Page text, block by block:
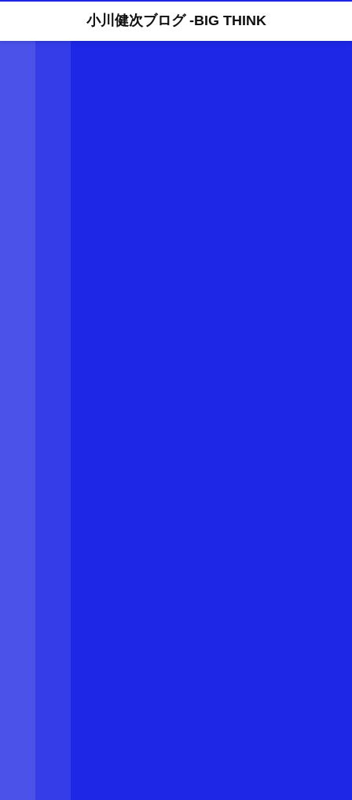
小川健次ブログ -BIG THINK